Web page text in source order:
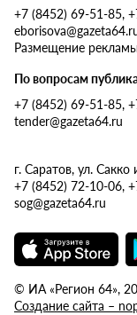
+7 (8452) 69-51-85,
Размещение
По вопросам
+7 (8452) 69-51-85,
tender@gazeta64.ru
г. Саратов, ул.
+7 (8452) 72-10-06,
sog@gazeta64.ru
© ИА «Регион 64»,
Создание сайта –